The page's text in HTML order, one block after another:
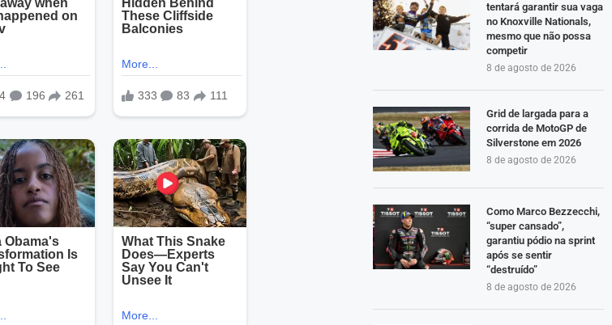
tentará garantir sua vaga
no Knoxville Nationals,
mesmo que não possa
competir
8 de agosto de 2026
Grid de largada para a
corrida de MotoGP de
Silverstone em 2026
8 de agosto de 2026
Como Marco Bezzecchi,
“super cansado”,
garantiu pódio na sprint
após se sentir
“destruído”
8 de agosto de 2026